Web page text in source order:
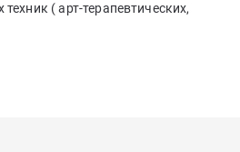
( арт-терапевтических,